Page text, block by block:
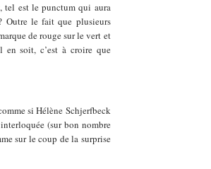
tel est le punctum qui aura
Outre le fait que plusieurs
de rouge sur le vert et
soit, c’est à croire que
si Hélène Schjerfbeck
(sur bon nombre
sur le coup de la surprise